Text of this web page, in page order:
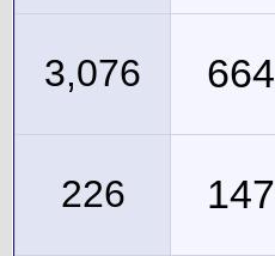
664
3,076
147
226